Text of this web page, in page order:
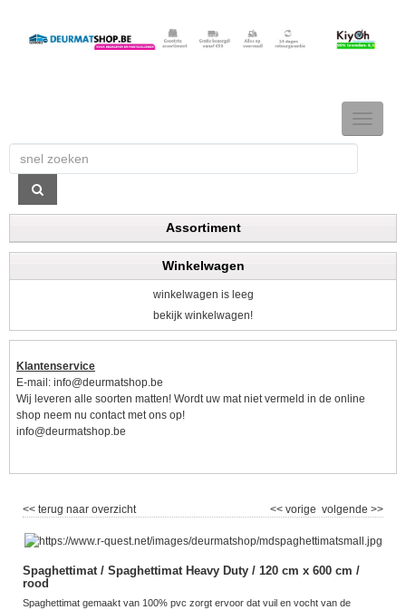
TOGGLE
Assortiment
Winkelwagen
winkelwagen is leeg
bekijk winkelwagen!
Klantenservice
E-mail: info@deurmatshop.be
Wij leveren alle soorten matten! Wordt uw mat niet vermeld in de online
shop neem nu contact met ons op!
info@deurmatshop.be
<< terug naar overzicht volgende >>
<< vorige
Spaghettimat / Spaghettimat Heavy Duty / 120 cm x 600 cm /
rood
Spaghettimat gemaakt van 100% pvc zorgt ervoor dat vuil en vocht van de